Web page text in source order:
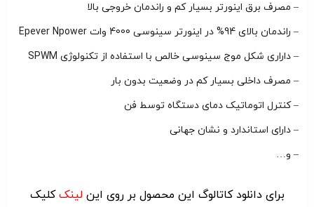
– مصرف برق اینورتر بسیار کم و راندمان خروجی بالا
– راندمان بالای 94% در اینورتر سینوسی 4000 وات Epever Npower
– داراری شکل موج سینوسی خالص با استفاده از تکنولوژی SPWM
– مصرف داخلی بسیار کم در وضعیت بدون بار
– کنترل اتوماتیک دمای دستگاه توسط فن
– دارای استاندارد و نشان جهانی
– و…
برای دانلود کاتالوگ این محصول بر روی اینلینککلیک